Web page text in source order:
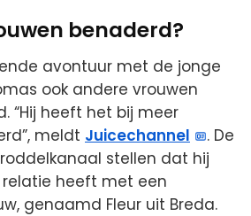
benaderd?
avontuur met de jonge
ook andere vrouwen
“Hij heeft het bij meer
meldt Juicechannel
. De
stellen dat hij
heeft met een
genaamd Fleur uit Breda.